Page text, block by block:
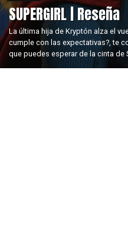
SUPERGIRL | Reseña
La última hija de Kryptón alza el
cumple con las expectativas?, te
que puedes esperar de la cinta de